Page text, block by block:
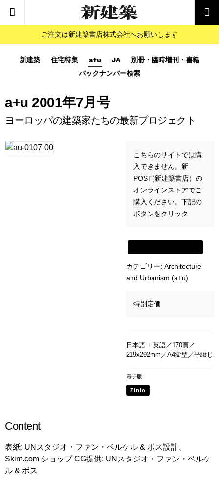
ご注文は新建築書店株式会社へお願いします
新建築 住宅特集 a+u JA
別冊・臨時増刊・書籍
バックナンバー検索
a+u 2001年7月号
ヨーロッパの建築家たちの最新プロジェクト
こちらのサイトでは購
入できません。新
POST(新建築書店）の
オンラインストアでご
購入ください。下記の
ボタンをクリック
カテゴリー:Architecture
and Urbanism (a+u)
特別定価
日本語 + 英語／170頁／
219x292mm／A4変型／平綴じ
電子版
Zinio
Content
表紙: UNスタジオ・ファン・ベルケル & ボス設計、
Skim.com ショップ CG提供: UNスタジオ・ファン・ベルケ
ル & ボス